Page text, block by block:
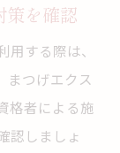
策を確認
する際は、
まつげエクス
格者による施
認しましょ